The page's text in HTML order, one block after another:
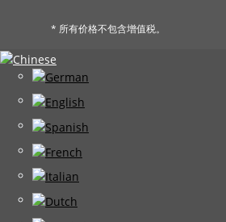
* 所有价格不包含增值税。